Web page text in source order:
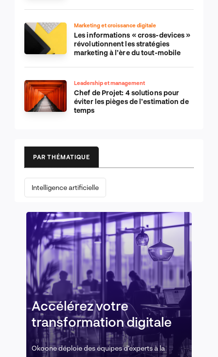
Marketing et croissance digitale
Les informations « cross-devices »
révolutionnent les stratégies
marketing à l’ère du tout-mobile
Leadership et management
Chef de Projet: 4 solutions pour
éviter les pièges de l’estimation de
temps
PAR THÉMATIQUE
Intelligence artificielle
Accélérez votre
transformation digitale
Okoone déploie des équipes d’experts à la